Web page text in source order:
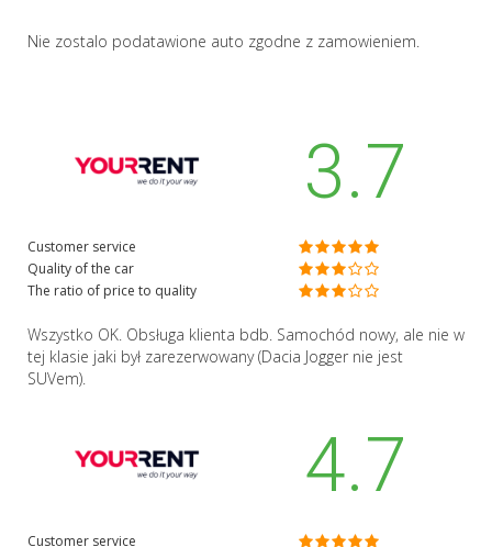
Nie zostalo podatawione auto zgodne z zamowieniem.
3.7
Customer service
Quality of the car
The ratio of price to quality
Wszystko OK. Obsługa klienta bdb. Samochód nowy, ale nie w
tej klasie jaki był zarezerwowany (Dacia Jogger nie jest
SUVem).
4.7
Customer service